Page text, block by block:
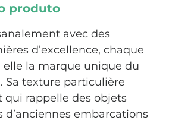
produto
avec des
d’excellence, chaque
elle la marque unique du
Sa texture particulière
qui rappelle des objets
d’anciennes embarcations